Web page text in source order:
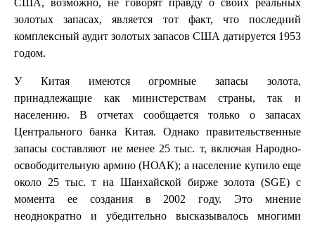
США, возможно, не говорят правду о своих реальных
золотых запасах, является тот факт, что последний
комплексный аудит золотых запасов США датируется 1953
годом.
У Китая имеются огромные запасы золота,
принадлежащие как министерствам страны, так и
населению. В отчетах сообщается только о запасах
Центрального банка Китая. Однако правительственные
запасы составляют не менее 25 тыс. т, включая Народно-
освободительную армию (НОАК); а население купило еще
около 25 тыс. т на Шанхайской бирже золота (SGE) с
момента ее создания в 2002 году. Это мнение
неоднократно и убедительно высказывалось многими